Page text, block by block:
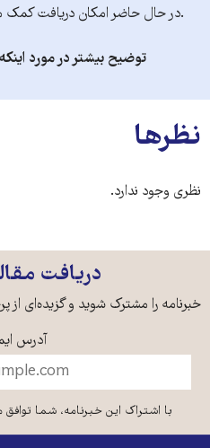
.در حال حاضر امکان دریافت کمک
توضیح بیشتر در مورد
نظرها
نظری وجود ندارد.
دریافت
خبرنامه را مشترک شوید و گزیده‌ای از
آدرس
با اشتراک این خبرنامه، شما